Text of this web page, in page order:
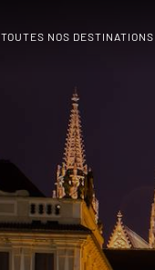
TOUTES NOS DESTINATIONS